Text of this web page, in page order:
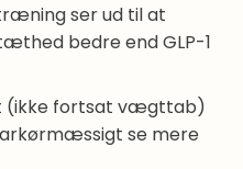
ser ud til at
bedre end GLP-1
(ikke fortsat vægttab)
se mere